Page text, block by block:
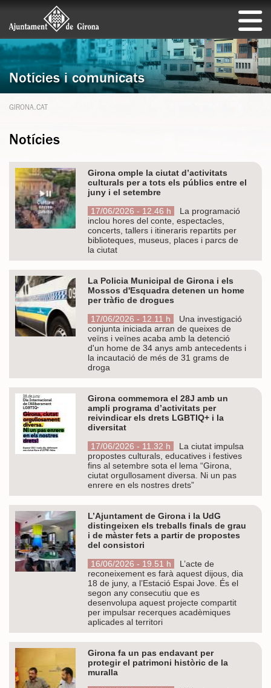
Notícies i comunicats
GIRONA.CAT
Notícies
Girona omple la ciutat d’activitats
culturals per a tots els públics entre el
juny i el setembre
17/06/2026 - 12.46 h
La programació
inclou hores del conte, espectacles,
concerts, tallers i itineraris repartits per
biblioteques, museus, places i parcs de
la ciutat
La Policia Municipal de Girona i els
Mossos d'Esquadra detenen un home
per tràfic de drogues
17/06/2026 - 12.11 h
Una investigació
conjunta iniciada arran de queixes de
veïns i veïnes acaba amb la detenció
d'un home de 34 anys amb antecedents i
la incautació de més de 31 grams de
droga
Girona commemora el 28J amb un
ampli programa d’activitats per
reivindicar els drets LGBTIQ+ i la
diversitat
17/06/2026 - 11.32 h
La ciutat impulsa
propostes culturals, educatives i festives
fins al setembre sota el lema “Girona,
ciutat orgullosament diversa. Ni un pas
enrere en els nostres drets”
L’Ajuntament de Girona i la UdG
distingeixen els treballs finals de grau
i de màster fets a partir de propostes
del consistori
16/06/2026 - 19.51 h
L’acte de
reconeixement es farà aquest dijous, dia
18 de juny, a l’Estació Espai Jove. És el
segon any consecutiu que es
desenvolupa aquest projecte compartit
per impulsar recerques acadèmiques
aplicades al territori
Girona fa un pas endavant per
protegir el patrimoni històric de la
muralla